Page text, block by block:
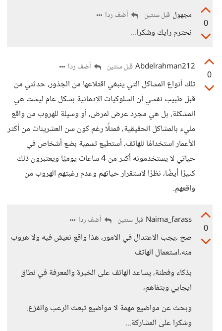
0
مجهول قبل سنتين أضف ردا
نحترم رايك وشكرا...
0
Abdelrahman212 قبل سنتين أضف ردا
تلك أنواع المشاكل التي ينبغي اقتلاعها من الجذور، حدثني من
قبل طبيب نفسي أن السلوكيات الإدمانية بشكل عام ليست هي
المشكلة، بل هي مجرد عرض لمرض، أو وسيلة للهروب من واقع
مليء بالمشاكل الحقيقية، فمثلًا رغم كون سن العشرينات من أكثر
الأعمار استخدامًا للهاتف، أستطيع تسمية بضع أشخاص في
حياتي لا يستخدمونه أكثر من 4 ساعات يوميًا ويعتبرون ذلك
كثيرًا أيضًا، نظرًا لاستقرار حياتهم وعدم رغبتهم الهروب من
واقعهم.
0
Naima_farass قبل سنتين أضف ردا
صح ،يجب الاعتدال في الامور، هذا واقع نعيش فيه ولا هروب
منه،استعمال الهاتف
بذكاء وفطنة، يساعد الهاتف على الخبرة والمعرفة في نطاق
ايجابي وبتفاهم،
وبحث عن مواضيع مهمة لا مواضيع تبعث الرعب والفزع.
وشكرا على المشاركة...